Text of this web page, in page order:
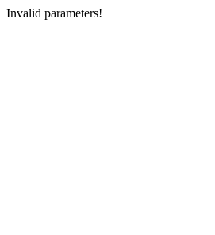
Invalid parameters!